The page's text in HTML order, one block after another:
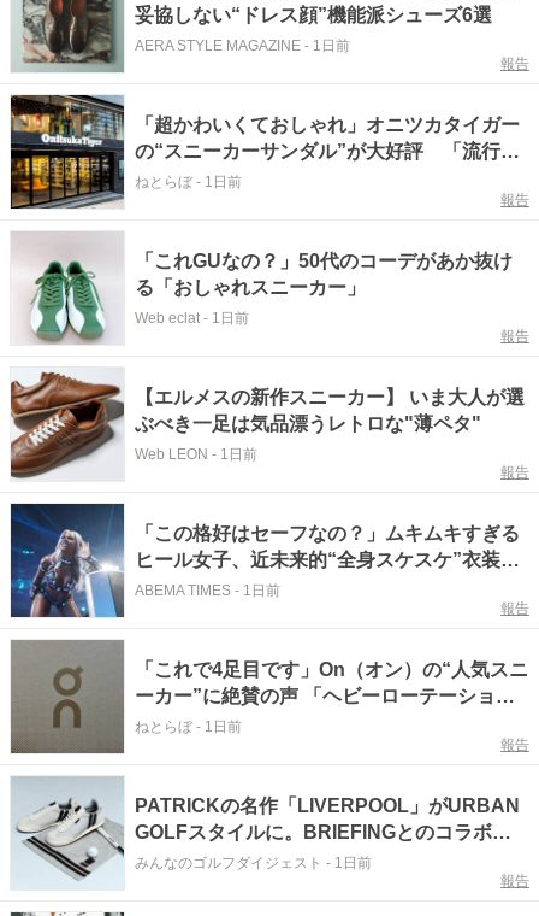
妥協しない“ドレス顔”機能派シューズ6選
AERA STYLE MAGAZINE - 1日前
報告
「超かわいくておしゃれ」オニツカタイガー
の“スニーカーサンダル”が大好評 「流行り
すぎないでほしい」「最高のスニサン」「高
ねとらぼ- 1日前
報告
「これGUなの？」50代のコーデがあか抜け
る「おしゃれスニーカー」
Web eclat - 1日前
報告
【エルメスの新作スニーカー】 いま大人が選
ぶべき一足は気品漂うレトロな"薄ペタ"
Web LEON - 1日前
報告
「この格好はセーフなの？」ムキムキすぎる
ヒール女子、近未来的“全身スケスケ”衣装に
ファンツッコミ「着ているけど着ていない
ABEMA TIMES - 1日前
報告
「これで4足目です」On（オン）の“人気スニ
ーカー”に絶賛の声 「ヘビーローテーション
です」「スリッパ履いてるくらい楽」「圧倒
ねとらぼ- 1日前
報告
PATRICKの名作「LIVERPOOL」がURBAN
GOLFスタイルに。BRIEFINGとのコラボゴ
ルフシューズ第2弾！
みんなのゴルフダイジェスト - 1日前
報告